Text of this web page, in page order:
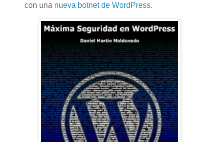
con una nueva botnet de WordPress.